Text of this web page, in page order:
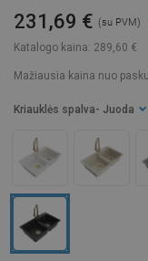
Katalogo kaina: 289,60 €
231,69 € (su PVM)
Mažiausia kaina nuo
Kriauklės spalva - Juoda